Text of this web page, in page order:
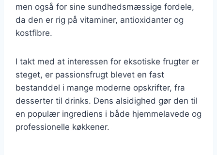
men også for sine sundhedsmæssige fordele,
da den er rig på vitaminer, antioxidanter og
kostfibre.
I takt med at interessen for eksotiske frugter er
steget, er passionsfrugt blevet en fast
bestanddel i mange moderne opskrifter, fra
desserter til drinks. Dens alsidighed gør den til
en populær ingrediens i både hjemmelavede og
professionelle køkkener.